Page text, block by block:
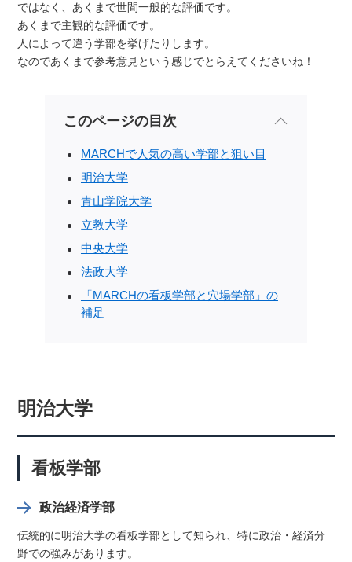
ではなく、あくまで世間一般的な評価です。
あくまで主観的な評価です。
人によって違う学部を挙げたりします。
なのであくまで参考意見という感じでとらえてくださいね！
このページの目次
MARCHで人気の高い学部と狙い目
明治大学
青山学院大学
立教大学
中央大学
法政大学
「MARCHの看板学部と穴場学部」の
補足
明治大学
看板学部
政治経済学部
伝統的に明治大学の看板学部として知られ、特に政治・経済分
野での強みがあります。